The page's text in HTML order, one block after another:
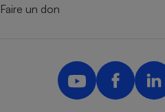
Faire un don